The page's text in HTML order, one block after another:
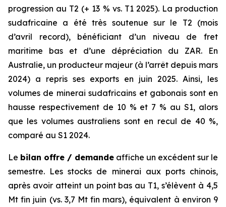
progression au T2 (+ 13 % vs. T1 2025). La production
sudafricaine a été très soutenue sur le T2 (mois
d’avril record), bénéficiant d’un niveau de fret
maritime bas et d’une dépréciation du ZAR. En
Australie, un producteur majeur (à l’arrêt depuis mars
2024) a repris ses exports en juin 2025. Ainsi, les
volumes de minerai sudafricains et gabonais sont en
hausse respectivement de 10 % et 7 % au S1, alors
que les volumes australiens sont en recul de 40 %,
comparé au S1 2024.
Le bilan offre / demande affiche un excédent sur le
semestre. Les stocks de minerai aux ports chinois,
après avoir atteint un point bas au T1, s’élèvent à 4,5
Mt fin juin (vs. 3,7 Mt fin mars), équivalent à environ 9